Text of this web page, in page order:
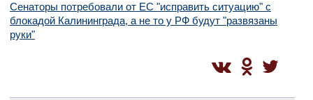
Сенаторы потребовали от ЕС "исправить ситуацию" с
блокадой Калининграда, а не то у РФ будут "развязаны
руки"